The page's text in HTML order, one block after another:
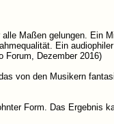
Maßen gelungen. Ein
Ein
Forum, Dezember 2016)
von den Musikern
Form. Das Ergebnis